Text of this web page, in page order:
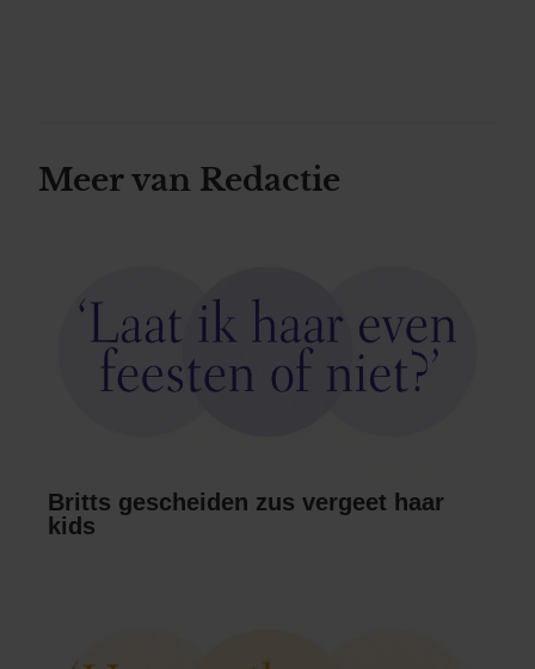
Meer van Redactie
Britts gescheiden zus vergeet haar
kids